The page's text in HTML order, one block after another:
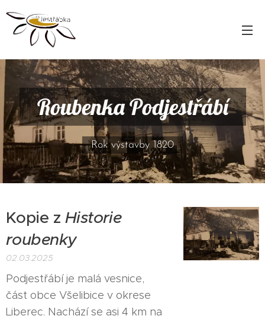
Roubenka Podjestřábí
Rok výstavby 1820
Kopie z Historie
roubenky
02.03.2025
Podjestřábí je malá vesnice,
část obce Všelibice v okrese
Liberec. Nachází se asi 4 km na